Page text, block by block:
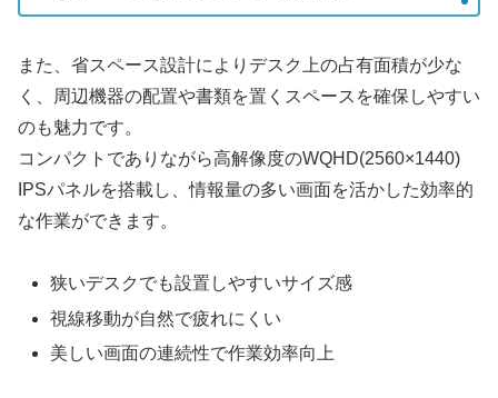
また、省スペース設計によりデスク上の占有面積が少な
く、周辺機器の配置や書類を置くスペースを確保しやすい
のも魅力です。
コンパクトでありながら高解像度のWQHD(2560×1440)
IPSパネルを搭載し、情報量の多い画面を活かした効率的
な作業ができます。
狭いデスクでも設置しやすいサイズ感
視線移動が自然で疲れにくい
美しい画面の連続性で作業効率向上